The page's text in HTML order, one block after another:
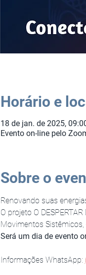
Horário e
18 de jan. de 2025,
Evento on-line pelo
Sobre o
Renovando suas
O projeto O
Movimentos
Será um dia de evento
Informações WhatsApp: